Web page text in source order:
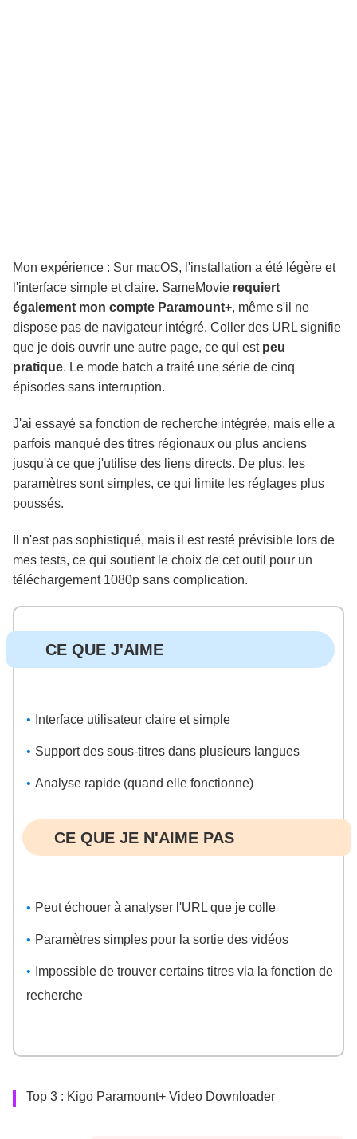
Mon expérience : Sur macOS, l'installation a été légère et
l'interface simple et claire. SameMovie requiert
également mon compte Paramount+, même s'il ne
dispose pas de navigateur intégré. Coller des URL signifie
que je dois ouvrir une autre page, ce qui est peu
pratique. Le mode batch a traité une série de cinq
épisodes sans interruption.
J'ai essayé sa fonction de recherche intégrée, mais elle a
parfois manqué des titres régionaux ou plus anciens
jusqu'à ce que j'utilise des liens directs. De plus, les
paramètres sont simples, ce qui limite les réglages plus
poussés.
Il n'est pas sophistiqué, mais il est resté prévisible lors de
mes tests, ce qui soutient le choix de cet outil pour un
téléchargement 1080p sans complication.
CE QUE J'AIME
Interface utilisateur claire et simple
Support des sous-titres dans plusieurs langues
Analyse rapide (quand elle fonctionne)
CE QUE JE N'AIME PAS
Peut échouer à analyser l'URL que je colle
Paramètres simples pour la sortie des vidéos
Impossible de trouver certains titres via la fonction de
recherche
Top 3 : Kigo Paramount+ Video Downloader